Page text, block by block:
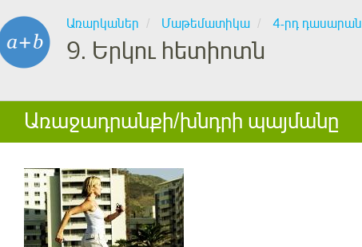
Առարկաներ Մաթեմատիկա 4-րդ դասարան
9. Երկու հետիոտն
Առաջադրանքի/խնդրի պայմանը